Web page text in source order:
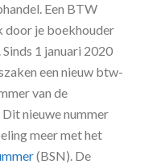
Een BTW
door je boekhouder
1 januari 2020
een nieuw btw-
van de
Dit nieuwe nummer
meer met het
(BSN). De